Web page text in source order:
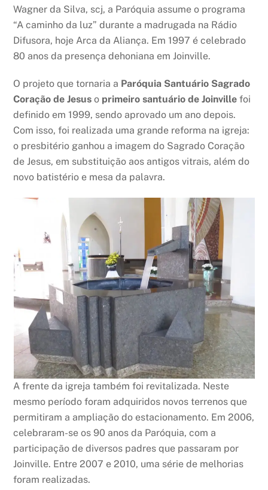
Wagner da Silva, scj, a Paróquia assume o programa
“A caminho da luz” durante a madrugada na Rádio
Difusora, hoje Arca da Aliança. Em 1997 é celebrado
80 anos da presença dehoniana em Joinville.
O projeto que tornaria a Paróquia Santuário Sagrado
Coração de Jesus o primeiro santuário de Joinville foi
definido em 1999, sendo aprovado um ano depois.
Com isso, foi realizada uma grande reforma na igreja:
o presbitério ganhou a imagem do Sagrado Coração
de Jesus, em substituição aos antigos vitrais, além do
novo batistério e mesa da palavra.
A frente da igreja também foi revitalizada. Neste
mesmo período foram adquiridos novos terrenos que
permitiram a ampliação do estacionamento. Em 2006,
celebraram-se os 90 anos da Paróquia, com a
participação de diversos padres que passaram por
Joinville. Entre 2007 e 2010, uma série de melhorias
foram realizadas.